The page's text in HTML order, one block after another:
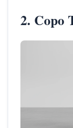
2. Copo